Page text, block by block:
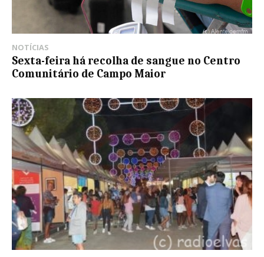
NOTÍCIAS
Sexta-feira há recolha de sangue no Centro
Comunitário de Campo Maior